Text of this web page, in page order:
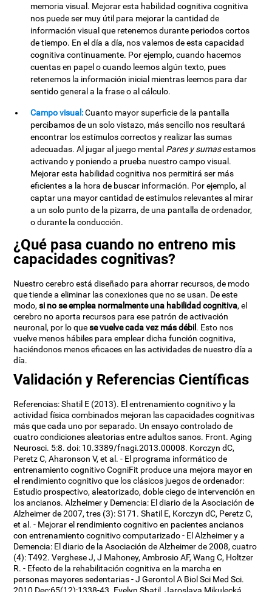
memoria visual. Mejorar esta habilidad cognitiva cognitiva
nos puede ser muy útil para mejorar la cantidad de
información visual que retenemos durante periodos cortos
de tiempo. En el día a día, nos valemos de esta capacidad
cognitiva continuamente. Por ejemplo, cuando hacemos
cuentas en papel o cuando leemos algún texto, pues
retenemos la información inicial mientras leemos para dar
sentido general a la frase o al cálculo.
Campo visual:Cuanto mayor superficie de la pantalla
percibamos de un solo vistazo, más sencillo nos resultará
encontrar los estímulos correctos y realizar las sumas
adecuadas. Al jugar al juego mental Pares y sumasestamos
activando y poniendo a prueba nuestro campo visual.
Mejorar esta habilidad cognitiva nos permitirá ser más
eficientes a la hora de buscar información. Por ejemplo, al
captar una mayor cantidad de estímulos relevantes al mirar
a un solo punto de la pizarra, de una pantalla de ordenador,
o durante la conducción.
¿Qué pasa cuando no entreno mis
capacidades cognitivas?
Nuestro cerebro está diseñado para ahorrar recursos, de modo
que tiende a eliminar las conexiones que no se usan. De este
modo,si no se emplea normalmente una habilidad cognitiva, el
cerebro no aporta recursos para ese patrón de activación
neuronal, por lo quese vuelve cada vez más débil . Esto nos
vuelve menos hábiles para emplear dicha función cognitiva,
haciéndonos menos eficaces en las actividades de nuestro día a
día.
Validación y Referencias Científicas
Referencias: Shatil E (2013). El entrenamiento cognitivo y la
actividad física combinados mejoran las capacidades cognitivas
más que cada uno por separado. Un ensayo controlado de
cuatro condiciones aleatorias entre adultos sanos. Front. Aging
Neurosci. 5:8. doi: 10.3389/fnagi.2013.00008. Korczyn dC,
Peretz C, Aharonson V, et al. - El programa informático de
entrenamiento cognitivo CogniFit produce una mejora mayor en
el rendimiento cognitivo que los clásicos juegos de ordenador:
Estudio prospectivo, aleatorizado, doble ciego de intervención en
los ancianos. Alzheimer y Demencia: El diario de la Asociación de
Alzheimer de 2007, tres (3): S171. Shatil E, Korczyn dC, Peretz C,
et al. - Mejorar el rendimiento cognitivo en pacientes ancianos
con entrenamiento cognitivo computarizado - El Alzheimer y a
Demencia: El diario de la Asociación de Alzheimer de 2008, cuatro
(4): T492. Verghese J, J Mahoney, Ambrosio AF, Wang C, Holtzer
R. - Efecto de la rehabilitación cognitiva en la marcha en
personas mayores sedentarias - J Gerontol A Biol Sci Med Sci.